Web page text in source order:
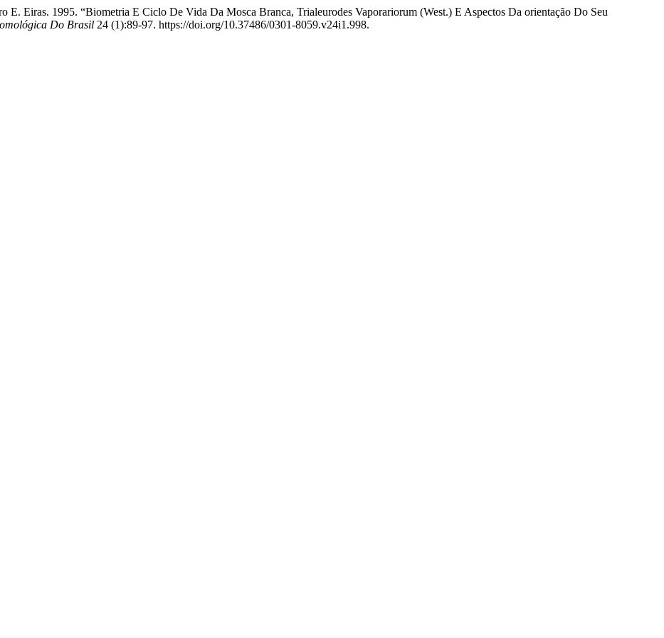
Eiras. 1995. “Biometria E Ciclo De Vida Da Mosca Branca, Trialeurodes Vaporariorum (West.) E Aspectos Da orientação Do Seu
Do Brasil 24 (1):89-97. https://doi.org/10.37486/0301-8059.v24i1.998.